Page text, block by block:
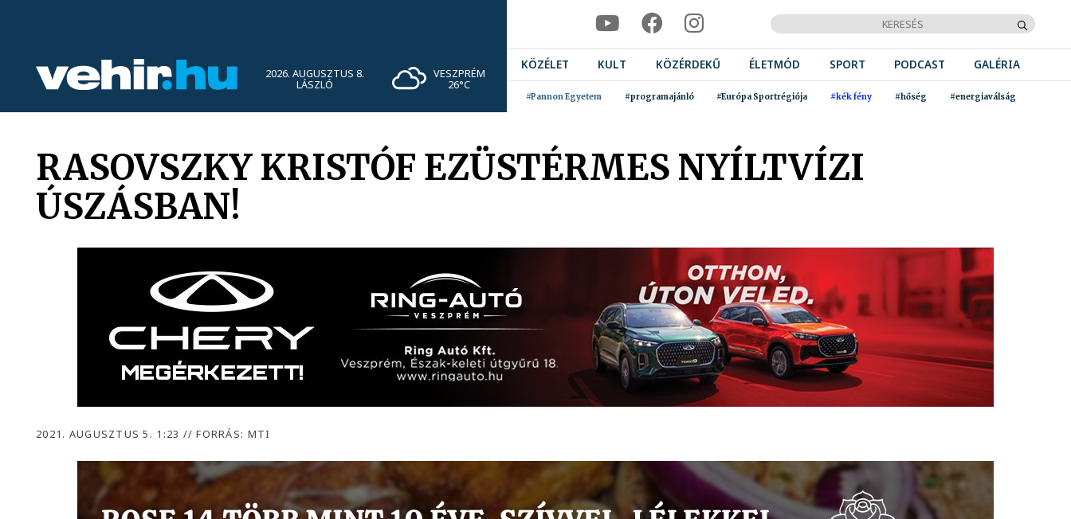
2026. AUGUSZTUS 8.
LÁSZLÓ
VESZPRÉM
26°C
KÖZÉLET KULT KÖZÉRDEKŰ ÉLETMÓD SPORT PODCAST GALÉRIA
#Pannon Egyetem #programajánló #Európa Sportrégiója #kék fény #hőség #energiaválság
RASOVSZKY KRISTÓF EZÜSTÉRMES NYÍLTVÍZI
ÚSZÁSBAN!
2021. AUGUSZTUS 5. 1:23 // FORRÁS: MTI